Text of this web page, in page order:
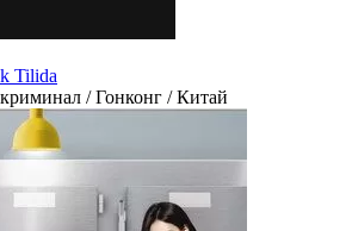
Tilida
/ Гонконг / Китай